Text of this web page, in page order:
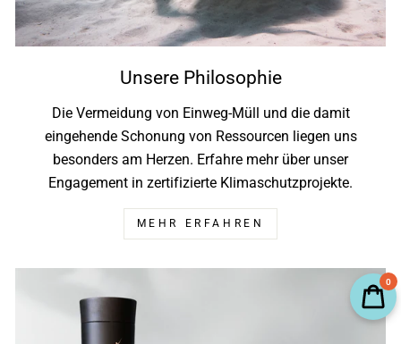
Unsere Philosophie
Die Vermeidung von Einweg-Müll und die damit
eingehende Schonung von Ressourcen liegen uns
besonders am Herzen. Erfahre mehr über unser
Engagement in zertifizierte Klimaschutzprojekte.
MEHR ERFAHREN
0